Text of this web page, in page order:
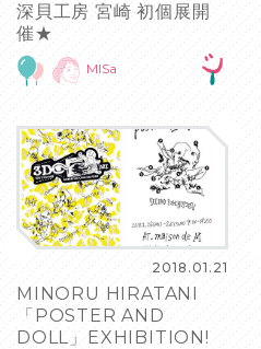
深貝工房 宮崎 初個展開
催★
MISa
2018.01.21
MINORU HIRATANI
「POSTER AND
DOLL」EXHIBITION!